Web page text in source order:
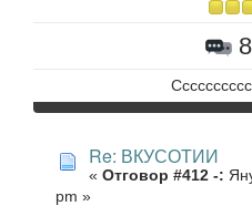
Re: ВКУСОТИИ
« Отговор #412 -:
pm »